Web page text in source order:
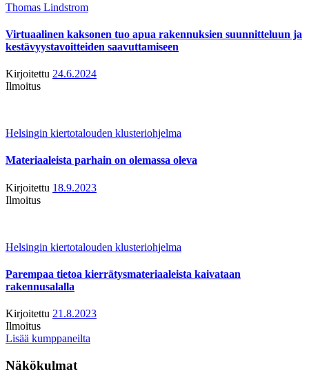
Thomas Lindstrom
Virtuaalinen kaksonen tuo apua rakennuksien suunnitteluun ja
kestävyystavoitteiden saavuttamiseen
Kirjoitettu 24.6.2024
Ilmoitus
Helsingin kiertotalouden klusteriohjelma
Materiaaleista parhain on olemassa oleva
Kirjoitettu 18.9.2023
Ilmoitus
Helsingin kiertotalouden klusteriohjelma
Parempaa tietoa kierrätysmateriaaleista kaivataan
rakennusalalla
Kirjoitettu 21.8.2023
Ilmoitus
Lisää kumppaneilta
Näkökulmat